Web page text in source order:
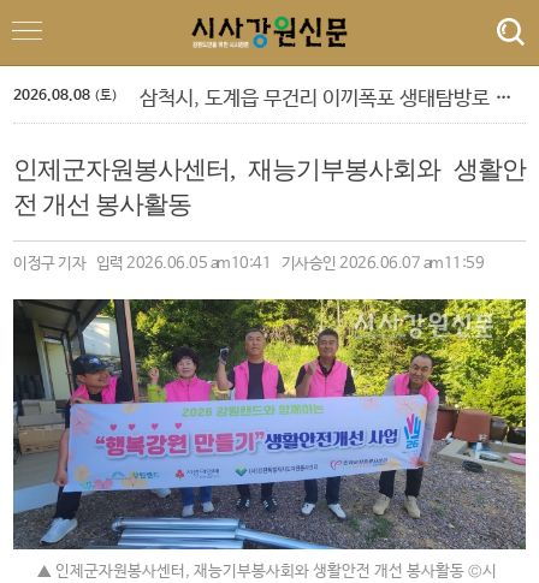
2026.08.08 (토)
속초 해수욕장, 강원 동해안 방문객 감소 속 ‘역주행’ 인기
강은선, 장분남, 최원규 '3인 전시회'
도교육청 9. 1.자 정기인사 단행
민선 9기 횡성군수직 인수위, 활동백서 발간…‘관광 500만 시대’ 청사진 담아
횡성군 병지방 오토캠핑장 재개장
정선군, 아우라지 뗏목 및 막걸리 축제
인제군자원봉사센터, 재능기부봉사회와 생활안
전 개선 봉사활동
이정구 기자 입력 2026.06.05 am10:41 기사승인 2026.06.07 am11:59
▲ 인제군자원봉사센터, 재능기부봉사회와 생활안전 개선 봉사활동 ©시